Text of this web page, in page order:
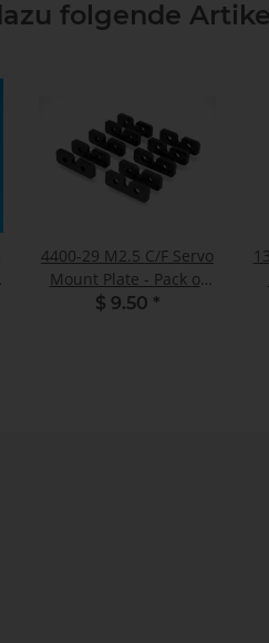
folgende
4400-29 M2.5 C/F Servo
Mount Plate - Pack of
10
$ 9.50 *